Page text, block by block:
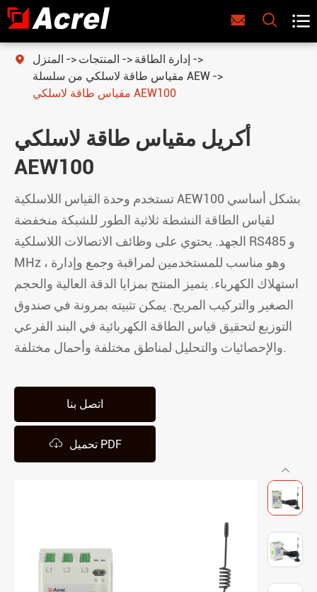
  
 المنزل المنتجات
إدارة الطاقة
مقياس طاقة لاسلكي من سلسلة AEW
مقياس طاقة لاسلكي AEW100
أكريل مقياس طاقة لاسلكي
AEW100
تستخدم وحدة القياس اللاسلكية AEW100 بشكل أساسي
لقياس الطاقة النشطة ثلاثية الطور للشبكة منخفضة
الجهد. يحتوي على وظائف الاتصالات اللاسلكية RS485 و
MHz ، وهو مناسب للمستخدمين لمراقبة وجمع وإدارة
استهلاك الكهرباء. يتميز المنتج بمزايا الدقة العالية والحجم
الصغير والتركيب المريح. يمكن تثبيته بمرونة في صندوق
التوزيع لتحقيق قياس الطاقة الكهربائية في البند الفرعي
والإحصائيات والتحليل لمناطق مختلفة وأحمال مختلفة.
اتصل بنا
 تحميل PDF